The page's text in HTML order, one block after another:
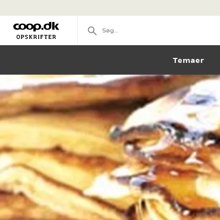
Temaer